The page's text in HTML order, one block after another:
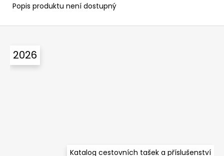
Popis produktu není dostupný
Z
2026
Katalog cestovních tašek a příslušenství